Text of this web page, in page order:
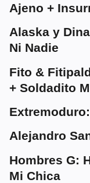
Ajeno +
Alaska y
Ni Nadie
Fito &
+ Soldadito
Alejandro
Hombres G:
Mi Chica